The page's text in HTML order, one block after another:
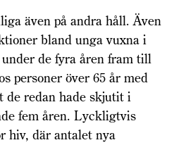
även på andra håll. Även
bland unga vuxna i
de fyra åren fram till
personer över 65 år med
de redan hade skjutit i
fem åren. Lyckligtvis
hiv, där antalet nya